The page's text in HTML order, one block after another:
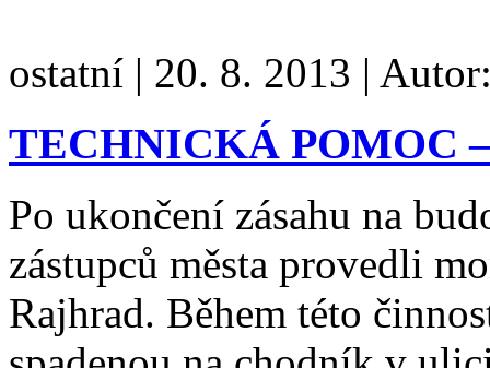
ostatní | 20. 8. 2013 |
TECHNICKÁ POMOC
Po ukončení zásahu na
zástupců města provedli
Rajhrad. Během této